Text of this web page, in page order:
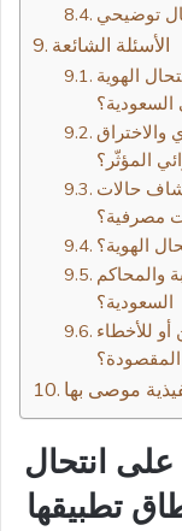
توضيحي
الأسئلة الشائعة
الهوية
السعودية؟
والاختراق
المؤثّر؟
حالات
مصرفية؟
الهوية؟
والمحاكم
السعودية؟
للأخطاء
موصى بها
انتحال
تطبيقها